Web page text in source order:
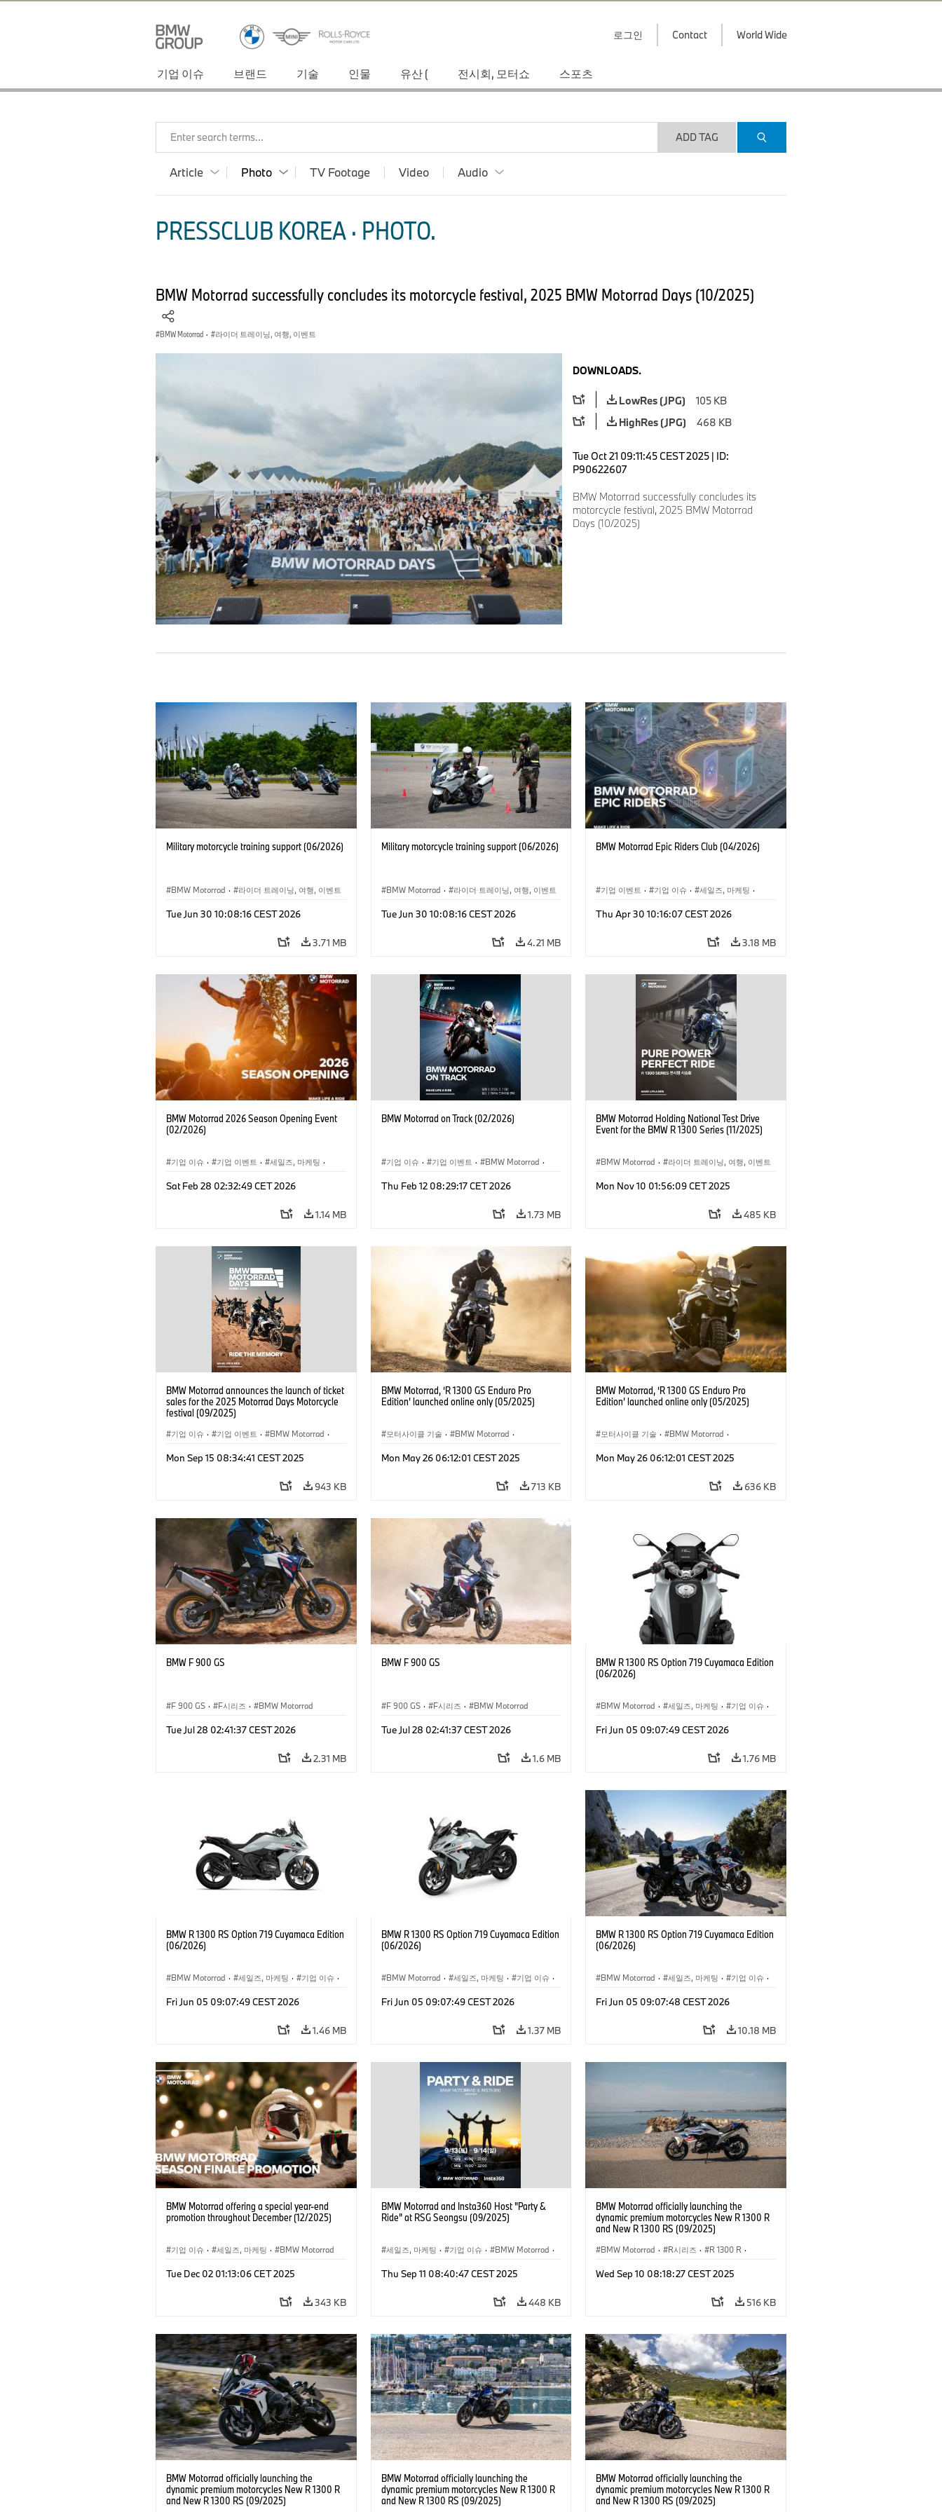
로그인 Contact World Wide
기업 이슈 브랜드 기술 인물 유산 ( 전시회, 모터쇼 스포츠
Enter search terms... ADD TAG
Article Photo TV Footage Video Audio
PRESSCLUB KOREA · PHOTO.
BMW Motorrad successfully concludes its motorcycle festival, 2025 BMW Motorrad Days (10/2025)
BMW Motorrad · 라이더 트레이닝, 여행, 이벤트
DOWNLOADS.
LowRes (JPG)
105 KB
HighRes (JPG)
468 KB
Tue Oct 21 09:11:45 CEST 2025 | ID:
P90622607
BMW Motorrad successfully concludes its
motorcycle festival, 2025 BMW Motorrad
Days (10/2025)
Military motorcycle training support (06/2026)
BMW Motorrad · 라이더 트레이닝, 여행, 이벤트
Tue Jun 30 10:08:16 CEST 2026
3.71 MB
Military motorcycle training support (06/2026)
BMW Motorrad · 라이더 트레이닝, 여행, 이벤트
Tue Jun 30 10:08:16 CEST 2026
4.21 MB
BMW Motorrad Epic Riders Club (04/2026)
기업 이벤트 · 기업 이슈 · 세일즈, 마케팅 ·
Thu Apr 30 10:16:07 CEST 2026
3.18 MB
BMW Motorrad 2026 Season Opening Event
(02/2026)
기업 이슈 · 기업 이벤트 · 세일즈, 마케팅 ·
Sat Feb 28 02:32:49 CET 2026
1.14 MB
BMW Motorrad on Track (02/2026)
기업 이슈 · 기업 이벤트 · BMW Motorrad ·
Thu Feb 12 08:29:17 CET 2026
1.73 MB
BMW Motorrad Holding National Test Drive
Event for the BMW R 1300 Series (11/2025)
BMW Motorrad ·
라이더 트레이닝, 여행, 이벤트
Mon Nov 10 01:56:09 CET 2025
485 KB
BMW Motorrad announces the launch of ticket
sales for the 2025 Motorrad Days Motorcycle
festival (09/2025)
기업 이슈 · 기업 이벤트 · BMW Motorrad ·
Mon Sep 15 08:34:41 CEST 2025
943 KB
BMW Motorrad, ‘R 1300 GS Enduro Pro
Edition’ launched online only (05/2025)
모터사이클 기술 · BMW Motorrad ·
R 1300 GS Adventure
Mon May 26 06:12:01 CEST 2025
713 KB
BMW Motorrad, ‘R 1300 GS Enduro Pro
Edition’ launched online only (05/2025)
모터사이클 기술 · BMW Motorrad ·
R 1300 GS Adventure
Mon May 26 06:12:01 CEST 2025
636 KB
BMW F 900 GS
F 900 GS · F시리즈 · BMW Motorrad
Tue Jul 28 02:41:37 CEST 2026
2.31 MB
BMW F 900 GS
F 900 GS · F시리즈 · BMW Motorrad
Tue Jul 28 02:41:37 CEST 2026
1.6 MB
BMW R 1300 RS Option 719 Cuyamaca Edition
(06/2026)
BMW Motorrad · 세일즈, 마케팅 · 기업 이슈 ·
Fri Jun 05 09:07:49 CEST 2026
1.76 MB
BMW R 1300 RS Option 719 Cuyamaca Edition
(06/2026)
BMW Motorrad · 세일즈, 마케팅 · 기업 이슈 ·
Fri Jun 05 09:07:49 CEST 2026
1.46 MB
BMW R 1300 RS Option 719 Cuyamaca Edition
(06/2026)
BMW Motorrad · 세일즈, 마케팅 · 기업 이슈 ·
Fri Jun 05 09:07:49 CEST 2026
1.37 MB
BMW R 1300 RS Option 719 Cuyamaca Edition
(06/2026)
BMW Motorrad · 세일즈, 마케팅 · 기업 이슈 ·
Fri Jun 05 09:07:48 CEST 2026
10.18 MB
BMW Motorrad offering a special year-end
promotion throughout December (12/2025)
기업 이슈 · 세일즈, 마케팅 · BMW Motorrad
Tue Dec 02 01:13:06 CET 2025
343 KB
BMW Motorrad and Insta360 Host "Party &
Ride" at RSG Seongsu (09/2025)
세일즈, 마케팅 · 기업 이슈 · BMW Motorrad ·
R 1300 R
Thu Sep 11 08:40:47 CEST 2025
448 KB
BMW Motorrad officially launching the
dynamic premium motorcycles New R 1300 R
and New R 1300 RS (09/2025)
BMW Motorrad · R시리즈 · R 1300 R ·
Wed Sep 10 08:18:27 CEST 2025
516 KB
BMW Motorrad officially launching the
dynamic premium motorcycles New R 1300 R
and New R 1300 RS (09/2025)
BMW Motorrad officially launching the
dynamic premium motorcycles New R 1300 R
and New R 1300 RS (09/2025)
BMW Motorrad officially launching the
dynamic premium motorcycles New R 1300 R
and New R 1300 RS (09/2025)